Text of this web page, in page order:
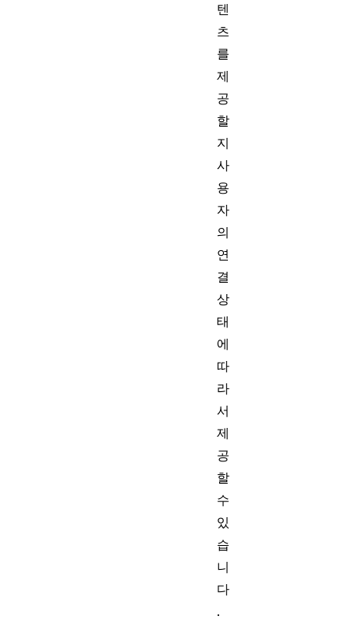
텐
츠
를
제
공
할
지
사
용
자
의
연
결
상
태
에
따
라
서
제
공
할
수
있
습
니
다
.